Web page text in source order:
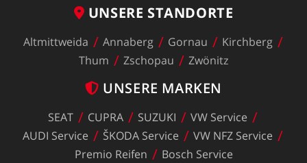
UNSERE STANDORTE
Altmittweida Annaberg Gornau
Kirchberg
Thum
Zschopau Zwönitz
UNSERE MARKEN
SEAT CUPRA SUZUKI VW Service
AUDI Service ŠKODA Service VW NFZ Service
Premio Reifen Bosch Service